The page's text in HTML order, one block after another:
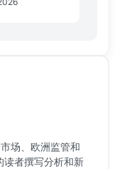
场、欧洲监管和
读者撰写分析和新